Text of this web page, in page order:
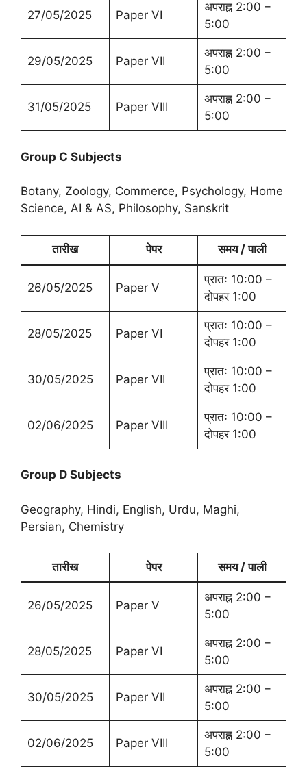
27/05/2025 Paper VI
अपराह्न 2:00 –
5:00
29/05/2025 Paper VII
अपराह्न 2:00 –
5:00
31/05/2025 Paper VIII
अपराह्न 2:00 –
5:00
Group C Subjects
Botany, Zoology, Commerce, Psychology, Home
Science, AI & AS, Philosophy, Sanskrit
तारीख पेपर समय / पाली
26/05/2025 Paper V
प्रातः 10:00 –
दोपहर 1:00
28/05/2025 Paper VI
प्रातः 10:00 –
दोपहर 1:00
30/05/2025 Paper VII
प्रातः 10:00 –
दोपहर 1:00
02/06/2025 Paper VIII
प्रातः 10:00 –
दोपहर 1:00
Group D Subjects
Geography, Hindi, English, Urdu, Maghi,
Persian, Chemistry
तारीख पेपर समय / पाली
26/05/2025 Paper V
अपराह्न 2:00 –
5:00
28/05/2025 Paper VI
अपराह्न 2:00 –
5:00
30/05/2025 Paper VII
अपराह्न 2:00 –
5:00
02/06/2025 Paper VIII
अपराह्न 2:00 –
5:00